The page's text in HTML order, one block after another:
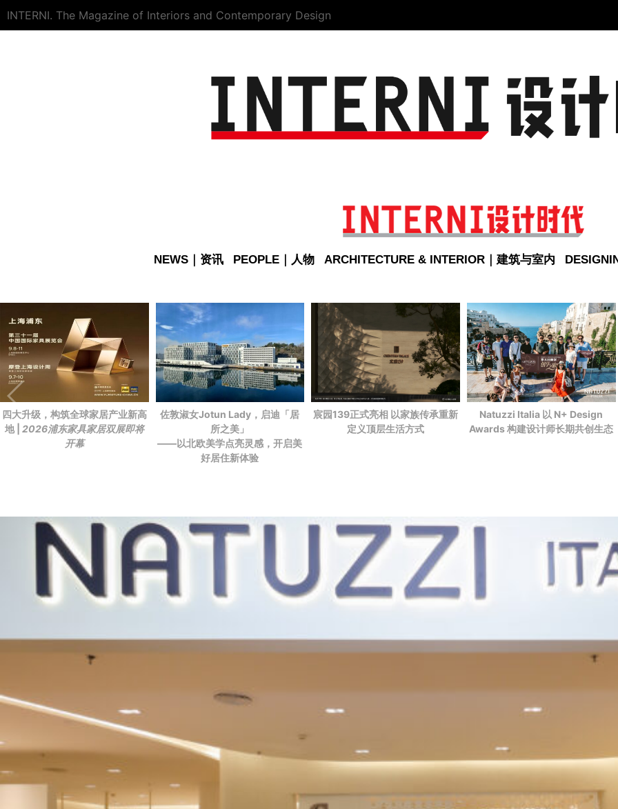
INTERNI. The Magazine of Interiors and Contemporary Design
NEWS｜资讯 PEOPLE｜人物 ARCHITECTURE & INTERIOR｜建筑与室内
四大升级，构筑全球家居产业新高
地 | 2026浦东家具家居双展即将
开幕
佐敦淑女Jotun Lady，启迪「居
所之美」
——以北欧美学点亮灵感，开启美
好居住新体验
宸园139正式亮相 以家族传承重新
定义顶层生活方式
Natuzzi Italia 以 N+ Design
Awards 构建设计师长期共创生态